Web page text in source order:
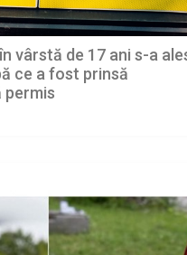
vârstă de 17 ani s-a
ce a fost prinsă
permis